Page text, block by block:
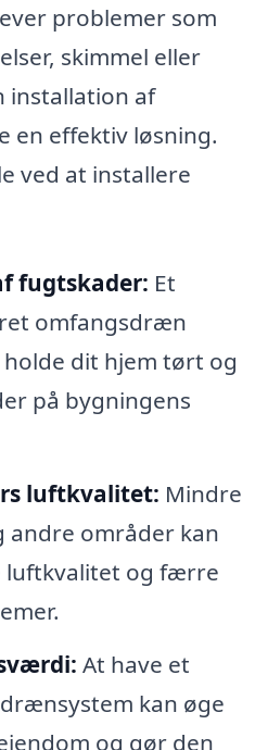
problemer som
skimmel eller
installation af
effektiv løsning.
ved at installere
fugtskader: Et
omfangsdræn
dit hjem tørt og
på bygningens
luftkvalitet: Mindre
områder kan
luftkvalitet og færre
At have et
kan øge
og gør den